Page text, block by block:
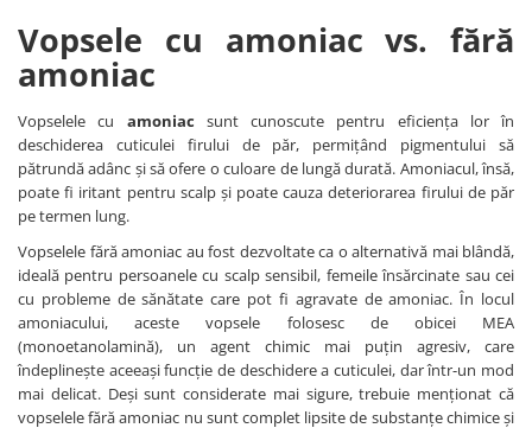
profesionala
Placi de indreptat parul
Difuzor pentru uscator de par |
feon
Accesorii coafor
Oglinzi
Piepteni
Bigudiuri
Ace de par
Perii de par
Bijuterii par
Cleme de par
Vopsele cu amoniac vs. fără
amoniac
Vopselele cu amoniac sunt cunoscute pentru eficiența lor în
deschiderea cuticulei firului de păr, permițând pigmentului să
pătrundă adânc și să ofere o culoare de lungă durată. Amoniacul, însă,
poate fi iritant pentru scalp și poate cauza deteriorarea firului de păr
pe termen lung.
Vopselele fără amoniac au fost dezvoltate ca o alternativă mai blândă,
ideală pentru persoanele cu scalp sensibil, femeile însărcinate sau cei
cu probleme de sănătate care pot fi agravate de amoniac. În locul
amoniacului, aceste vopsele folosesc de obicei MEA
(monoetanolamină), un agent chimic mai puțin agresiv, care
îndeplinește aceeași funcție de deschidere a cuticulei, dar într-un mod
mai delicat. Deși sunt considerate mai sigure, trebuie menționat că
vopselele fără amoniac nu sunt complet lipsite de substanțe chimice și